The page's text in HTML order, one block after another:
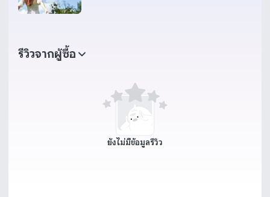
รีวิวจากผู้ซื้อ
ยังไม่มีข้อมูลรีวิว